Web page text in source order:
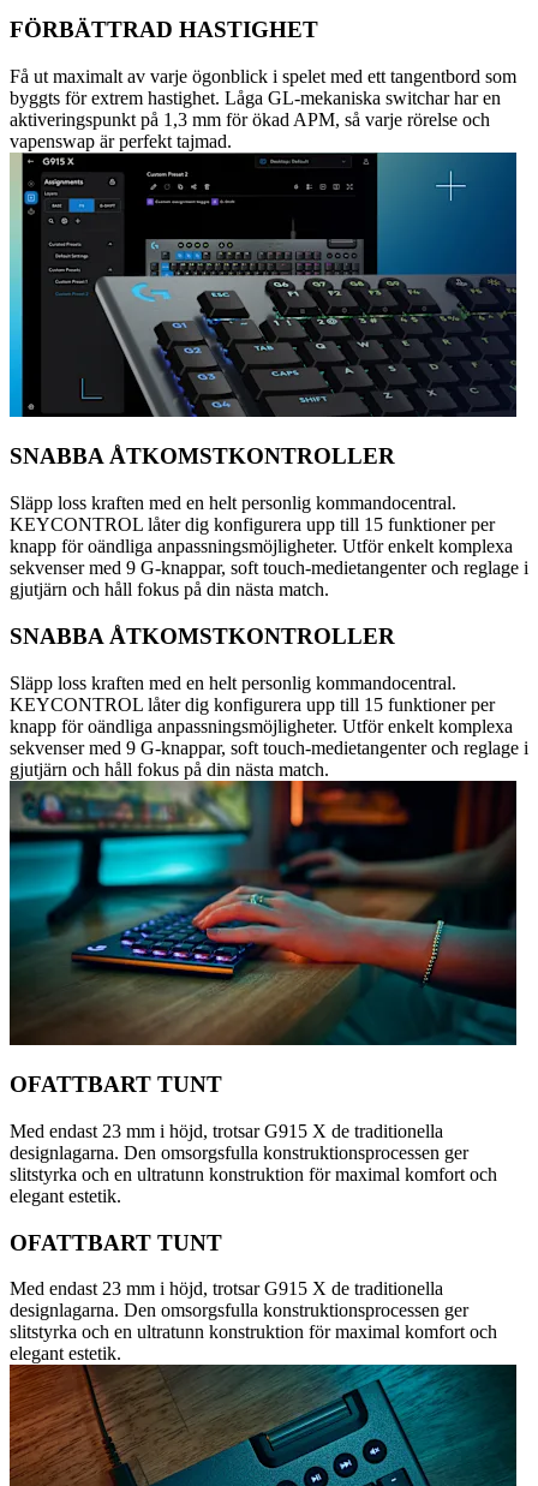
FÖRBÄTTRAD HASTIGHET
Få ut maximalt av varje ögonblick i spelet med ett tangentbord som
byggts för extrem hastighet. Låga GL-mekaniska switchar har en
aktiveringspunkt på 1,3 mm för ökad APM, så varje rörelse och
vapenswap är perfekt tajmad.
SNABBA ÅTKOMSTKONTROLLER
Släpp loss kraften med en helt personlig kommandocentral.
KEYCONTROL låter dig konfigurera upp till 15 funktioner per
knapp för oändliga anpassningsmöjligheter. Utför enkelt komplexa
sekvenser med 9 G-knappar, soft touch-medietangenter och reglage i
gjutjärn och håll fokus på din nästa match.
SNABBA ÅTKOMSTKONTROLLER
Släpp loss kraften med en helt personlig kommandocentral.
KEYCONTROL låter dig konfigurera upp till 15 funktioner per
knapp för oändliga anpassningsmöjligheter. Utför enkelt komplexa
sekvenser med 9 G-knappar, soft touch-medietangenter och reglage i
gjutjärn och håll fokus på din nästa match.
OFATTBART TUNT
Med endast 23 mm i höjd, trotsar G915 X de traditionella
designlagarna. Den omsorgsfulla konstruktionsprocessen ger
slitstyrka och en ultratunn konstruktion för maximal komfort och
elegant estetik.
OFATTBART TUNT
Med endast 23 mm i höjd, trotsar G915 X de traditionella
designlagarna. Den omsorgsfulla konstruktionsprocessen ger
slitstyrka och en ultratunn konstruktion för maximal komfort och
elegant estetik.